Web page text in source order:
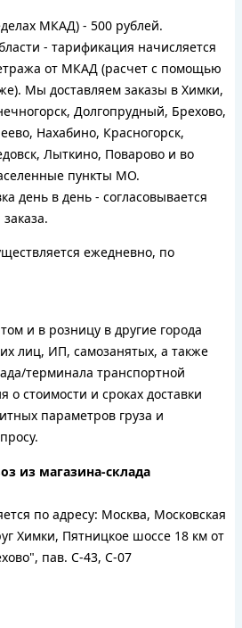
МКАД) - 500 рублей.
- тарификация начисляется
от МКАД (расчет с помощью
Мы доставляем заказы в Химки,
Долгопрудный, Брехово,
Нахабино, Красногорск,
Лыткино, Поварово и во
пункты МО.
день в день - согласовывается
ежедневно, по
и в розницу в другие города
лиц, ИП, самозанятых, а также
терминала транспортной
стоимости и сроках доставки
параметров груза и
из магазина-склада
по адресу: Москва, Московская
Химки, Пятницкое шоссе 18 км от
пав. С-43, С-07